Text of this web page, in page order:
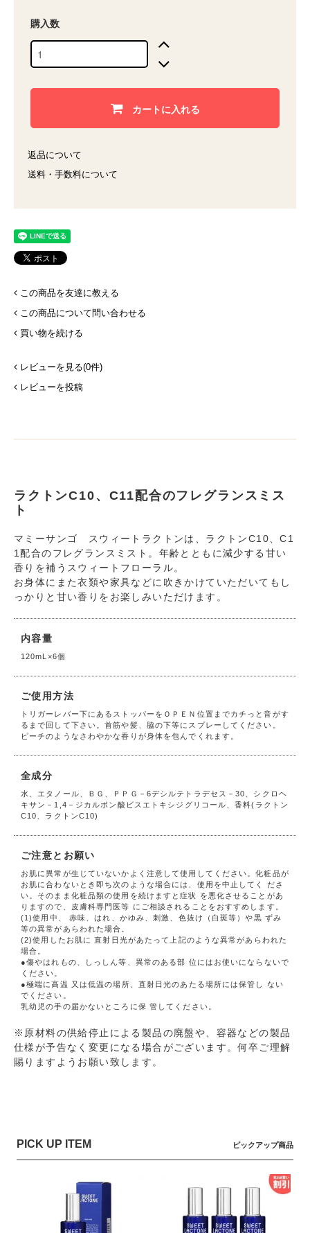
購入数
カートに入れる
返品について
送料・手数料について
この商品を友達に教える
この商品について問い合わせる
買い物を続ける
レビューを見る(0件)
レビューを投稿
ラクトンC10、C11配合のフレグランスミス
ト
マミーサンゴ スウィートラクトンは、ラクトンC10、C1
1配合のフレグランスミスト。年齢とともに減少する甘い
香りを補うスウィートフローラル。
お身体にまた衣類や家具などに吹きかけていただいてもし
っかりと甘い香りをお楽しみいただけます。
内容量
120mL×6個
ご使用方法
トリガーレバー下にあるストッパーをＯＰＥＮ位置までカチっと音がす
るまで回して下さい。首筋や髪、脇の下等にスプレーしてください。
ピーチのようなさわやかな香りが身体を包んでくれます。
全成分
水、エタノール、ＢＧ、ＰＰＧ－6デシルテトラデセス－30、シクロヘ
キサン－1,4－ジカルボン酸ビスエトキシジグリコール、香料(ラクトン
C10、ラクトンC10)
ご注意とお願い
お肌に異常が生じていないかよく注意して使用してください。化粧品が
お肌に合わないとき即ち次のような場合には、使用を中止してく ださ
い。そのまま化粧品類の使用を続けますと症状 を悪化させることがあ
りますので、皮膚科専門医等 にご相談されることをおすすめします。
(1)使用中、 赤味、はれ、かゆみ、刺激、色抜け（白斑等）や黒 ずみ
等の異常があらわれた場合。
(2)使用したお肌に 直射日光があたって上記のような異常があらわれた
場合。
●傷やはれもの、しっしん等、異常のある部 位にはお使いにならないで
ください。
●極端に高温 又は低温の場所、直射日光のあたる場所には保管し ない
でください。
乳幼児の手の届かないところに保 管してください。
※原材料の供給停止による製品の廃盤や、容器などの製品
仕様が予告なく変更になる場合がございます。何卒ご理解
賜りますようお願い致します。
PICK UP ITEM ピックアップ商品